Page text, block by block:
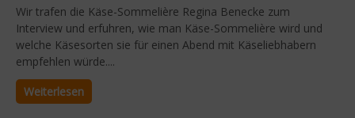
Wir trafen die Käse-Sommelière Regina Benecke zum
Interview und erfuhren, wie man Käse-Sommelière wird und
welche Käsesorten sie für einen Abend mit Käseliebhabern
empfehlen würde....
Weiterlesen